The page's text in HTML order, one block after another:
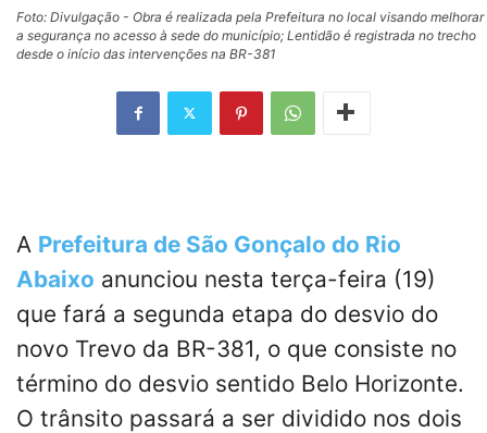
Foto: Divulgação - Obra é realizada pela Prefeitura no local visando melhorar
a segurança no acesso à sede do município; Lentidão é registrada no trecho
desde o início das intervenções na BR-381
A Prefeitura de São Gonçalo do Rio
Abaixo anunciou nesta terça-feira (19)
que fará a segunda etapa do desvio do
novo Trevo da BR-381, o que consiste no
término do desvio sentido Belo Horizonte.
O trânsito passará a ser dividido nos dois